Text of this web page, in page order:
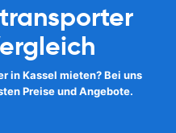
in Kassel mieten? Bei uns
Preise und Angebote.